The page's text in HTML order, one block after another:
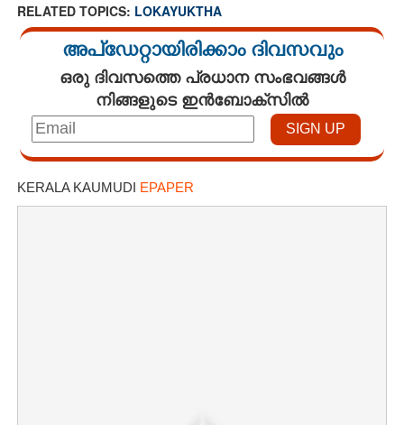
RELATED TOPICS: LOKAYUKTHA
അപ്ഡേറ്റായിരിക്കാം ദിവസവും
ഒരു ദിവസത്തെ പ്രധാന സംഭവങ്ങൾ
നിങ്ങളുടെ ഇൻബോക്സിൽ
KERALA KAUMUDI EPAPER